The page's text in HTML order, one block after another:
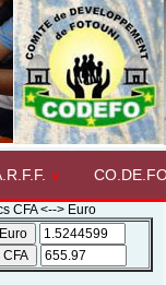
CFA <--> Euro